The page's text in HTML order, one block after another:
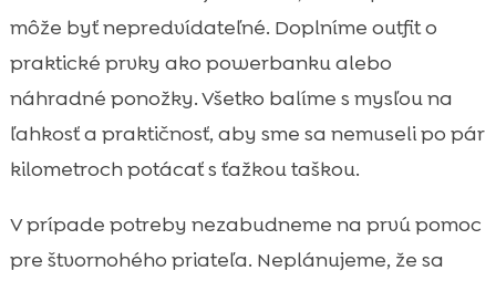
môže byť nepredvídateľné. Doplníme outfit o
praktické prvky ako powerbanku alebo
náhradné ponožky. Všetko balíme s mysľou na
ľahkosť a praktičnosť, aby sme sa nemuseli po pár
kilometroch potácať s ťažkou taškou.
V prípade potreby nezabudneme na prvú pomoc
pre štvornohého priateľa. Neplánujeme, že sa